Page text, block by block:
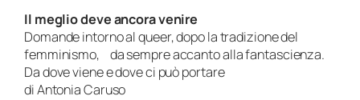
Il meglio deve ancora venire
Domande intorno al queer, dopo la tradizione del
femminismo, da sempre accanto alla fantascienza.
Da dove viene e dove ci può portare
di Antonia Caruso